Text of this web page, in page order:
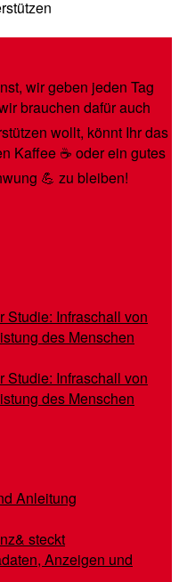
wir geben jeden Tag
brauchen dafür auch
wollt, könnt Ihr das
Kaffee ☕️ oder ein gutes
💪 zu bleiben!
Studie: Infraschall von
des Menschen
Studie: Infraschall von
des Menschen
Anleitung
steckt
Anzeigen und